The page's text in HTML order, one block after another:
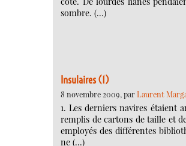
sombre. (…)
Insulaires (1)
8 novembre 2009, parLaurent
1. Les derniers navires étaient
remplis de cartons de taille et
employés des différentes
ne (…)